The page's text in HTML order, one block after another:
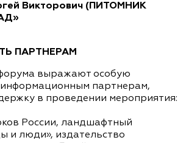
Викторович (ПИТОМНИК
ПАРТНЕРАМ
выражают особую
партнерам,
в проведении мероприятия:
России, ландшафтный
и люди», издательство